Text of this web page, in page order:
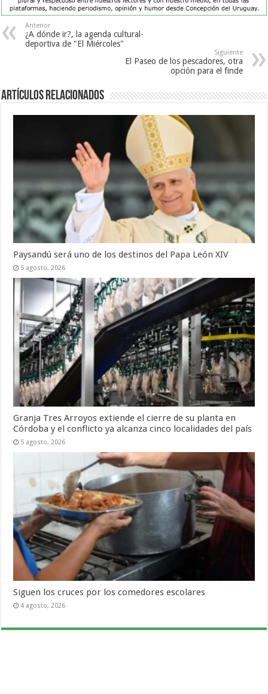
Anterior
¿A dónde ir?, la agenda cultural-
deportiva de "El Miércoles"
Siguiente
El Paseo de los pescadores, otra
opción para el finde
Artículos Relacionados
Paysandú será uno de los destinos del Papa León XIV
5 agosto, 2026
Granja Tres Arroyos extiende el cierre de su planta en
Córdoba y el conflicto ya alcanza cinco localidades del país
5 agosto, 2026
Siguen los cruces por los comedores escolares
4 agosto, 2026